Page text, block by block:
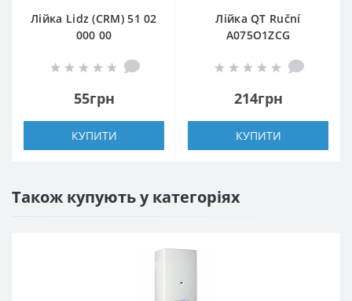
Лійка Lidz (CRM) 51 02
000 00
55грн
КУПИТИ
Лійка QT Ruční
A075O1ZCG
214грн
КУПИТИ
Також купують у категоріях